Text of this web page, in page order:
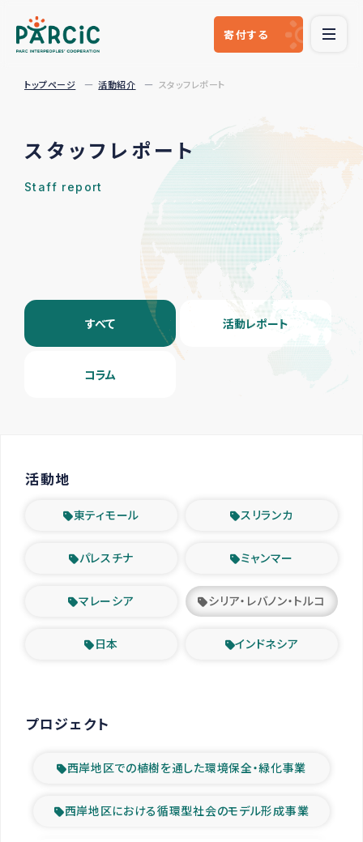
寄付する
トップページ 活動紹介 スタッフレポート
スタッフレポート
Staff report
すべて 活動レポート
コラム
活動地
東ティモール スリランカ
パレスチナ ミャンマー
マレーシア シリア・レバノン・トルコ
日本 インドネシア
プロジェクト
西岸地区での植樹を通した環境保全・緑化事業
西岸地区における循環型社会のモデル形成事業